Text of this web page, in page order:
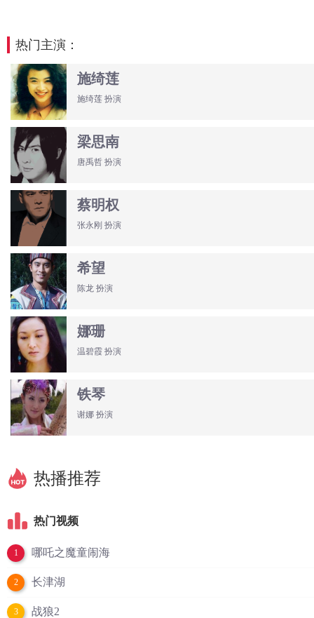
热门主演：
施绮莲
施绮莲 扮演
梁思南
唐禹哲 扮演
蔡明权
张永刚 扮演
希望
陈龙 扮演
娜珊
温碧霞 扮演
铁琴
谢娜 扮演
热播推荐
热门视频
1 哪吒之魔童闹海
2 长津湖
3 战狼2